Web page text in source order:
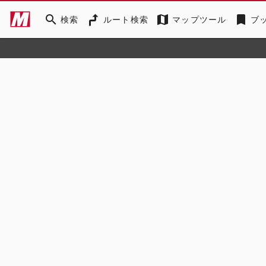
search 検索 ルート検索 map マップツール bookmark ブ